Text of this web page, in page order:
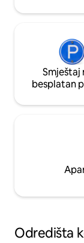
Smještaj
besplatan
Odredišta